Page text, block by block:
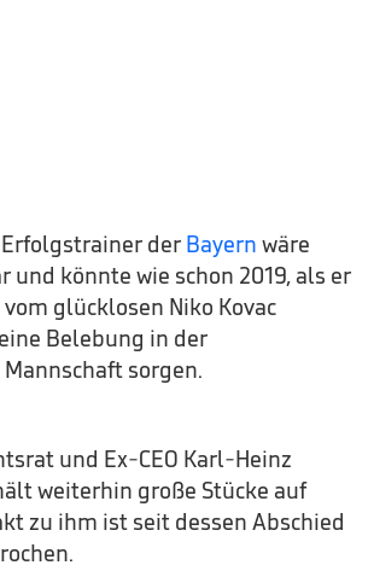
der Bayern wäre
und könnte wie schon 2019, als er
glücklosen Niko Kovac
Belebung in der
sorgen.
und Ex-CEO Karl-Heinz
weiterhin große Stücke auf
zu ihm ist seit dessen Abschied